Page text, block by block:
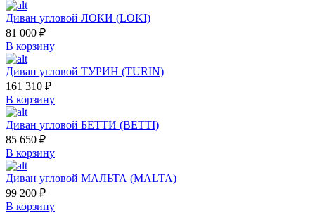
Диван угловой ЛОКИ (LOKI)
81 000 ₽
В корзину
Диван угловой ТУРИН (TURIN)
161 310 ₽
В корзину
Диван угловой БЕТТИ (BETTI)
85 650 ₽
В корзину
Диван угловой МАЛЬТА (MALTA)
99 200 ₽
В корзину